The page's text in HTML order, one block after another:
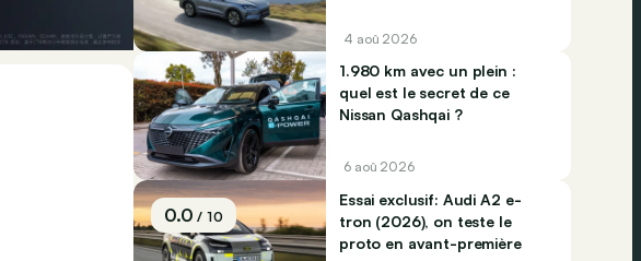
4 aoû 2026
1.980 km avec un plein :
quel est le secret de ce
Nissan Qashqai ?
6 aoû 2026
0.0/ 10
Essai exclusif: Audi A2 e-
tron (2026), on teste le
proto en avant-première